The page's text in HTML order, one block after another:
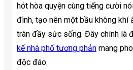
hót hòa quyện cùng tiếng cười
đình, tạo nên một bầu không khí
tràn đầy sức sống. Đây chính là
kế nhà phố tương phản mang
độc đáo.